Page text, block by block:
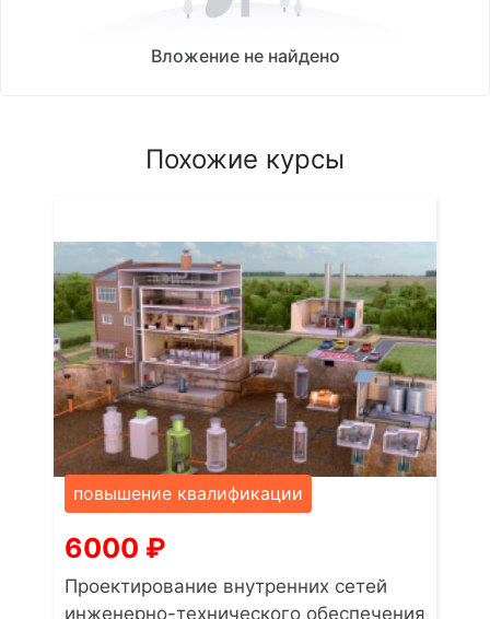
Вложение не найдено
Похожие курсы
повышение квалификации
6000 ₽
Проектирование внутренних сетей
инженерно-технического обеспечения